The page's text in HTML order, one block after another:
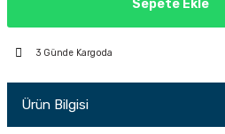
Sepete Ekle
3 Günde Kargoda
Ürün Bilgisi